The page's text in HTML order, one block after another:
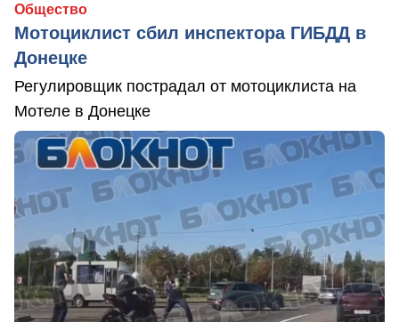
Общество
Мотоциклист сбил инспектора ГИБДД в
Донецке
Регулировщик пострадал от мотоциклиста на
Мотеле в Донецке